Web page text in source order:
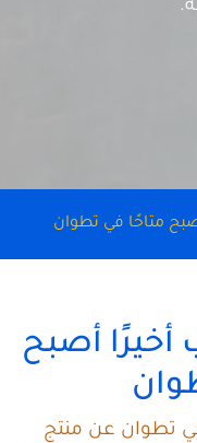
متاحًا في تطوان
أخيرًا أصبح
تطوان عن منتج